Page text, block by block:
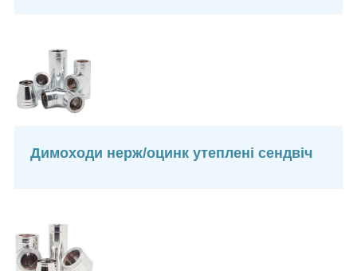
Димоходи нерж/оцинк утеплені сендвіч